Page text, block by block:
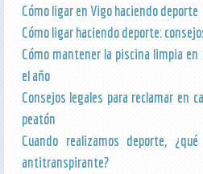
Cómo ligar en Vigo haciendo deporte
Cómo ligar haciendo deporte:
Cómo mantener la piscina limpia
el año
Consejos legales para reclamar en
peatón
Cuando realizamos deporte,
antitranspirante?